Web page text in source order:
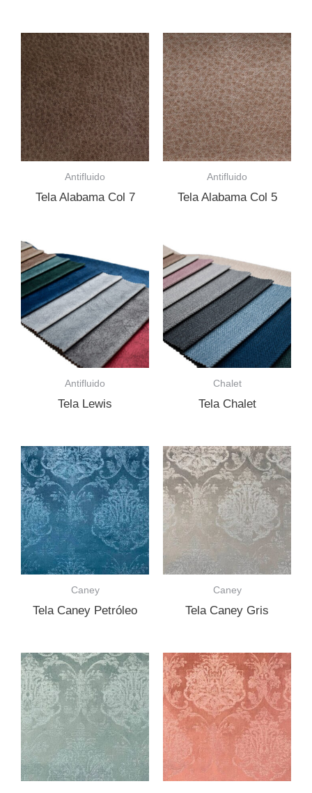
Antifluido
Tela Alabama Col 7
Antifluido
Tela Alabama Col 5
Antifluido
Tela Lewis
Chalet
Tela Chalet
Caney
Tela Caney Petróleo
Caney
Tela Caney Gris